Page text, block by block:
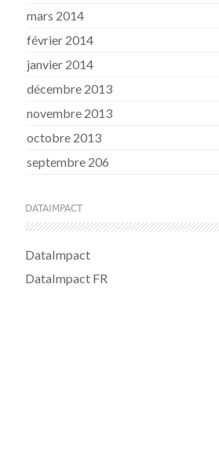
mars 2014
février 2014
janvier 2014
décembre 2013
novembre 2013
octobre 2013
septembre 206
DATAIMPACT
DataImpact
DataImpact FR